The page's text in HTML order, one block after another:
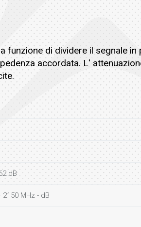
funzione di dividere il segnale
accordata. L'
dB
MHz - dB